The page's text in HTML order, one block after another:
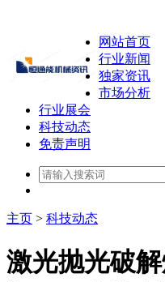
网站首页
行业新闻
独家资讯
市场分析
行业展会
科技动态
免责声明
主页 > 科技动态
激光抛光破